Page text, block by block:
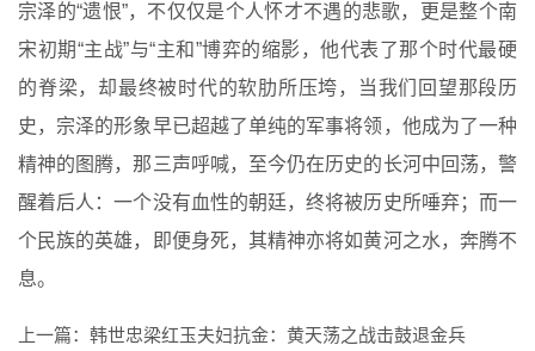
宗泽的“遗恨”，不仅仅是个人怀才不遇的悲歌，更是整个南
宋初期“主战”与“主和”博弈的缩影，他代表了那个时代最硬
的脊梁，却最终被时代的软肋所压垮，当我们回望那段历
史，宗泽的形象早已超越了单纯的军事将领，他成为了一种
精神的图腾，那三声呼喊，至今仍在历史的长河中回荡，警
醒着后人：一个没有血性的朝廷，终将被历史所唾弃；而一
个民族的英雄，即便身死，其精神亦将如黄河之水，奔腾不
息。
上一篇： 韩世忠梁红玉夫妇抗金：黄天荡之战击鼓退金兵